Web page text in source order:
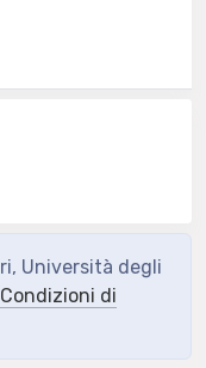
Università degli
di